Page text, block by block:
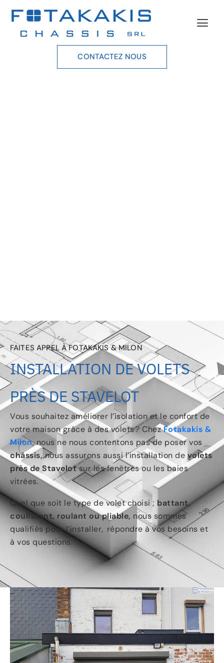
CONTACTEZ NOUS
FAITES APPEL À FOTAKAKIS & MILON
INSTALLATION DE VOLETS
PRÈS DE STAVELOT
Vous souhaitez améliorer l’isolation et le confort de
votre maison grâce à des volets ? ChezFotakakis &
Milon, nous ne nous contentons pas de poser vos
châssis,nous assurons aussi l’installation de volets
près de Stavelotsur les fenêtres ou les baies
vitrées.
Quel que soit le type de volet choisi ; battant,
coulissant, roulant ou pliable, nous sommes
qualifiés pour l’installer, répondre à vos besoins et
à vos questions.